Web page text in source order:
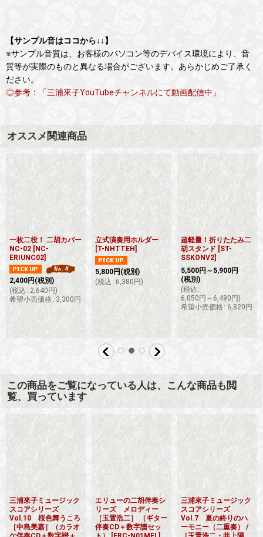
【サンプル音はココから↓↓】
※サンプル音質は、お客様のパソコン等のデバイス環境により、音
質等が実際のものと異なる場合がございます。あらかじめご了承く
ださい。
◎参考：「三浦來子YouTubeチャンネルにて動画配信中」
オススメ関連商品
一枚二役！ 二胡カバー
NC-02 [NC-
ERIUNC02]
2,400円(税別)
(税込 : 2,640円)
希望小売価格: 3,300円
立式演奏用ホルダー
[T-NHTTEH]
5,800円(税別)
(税込 : 6,380円)
超軽量！折りたたみ二
胡スタンド [ST-
SSKONV2]
5,500円 ～5,900円
(税別)
(税込:
6,050円～6,490円)
希望小売価格: 6,820円
この商品をご覧になっている人は、こんな商品も閲
覧、買っています
三浦來子ミュージック
スコアシリーズ
Vol.10 桜色舞うころ
［中島美嘉］（カラオ
エリューの二胡伴奏シ
リーズ メロディー
［玉置浩二］ （ギター
伴奏CD＋数字譜セッ
三浦來子ミュージック
スコアシリーズ
Vol.7 夏の終りのハ
ーモニー（二重奏） /